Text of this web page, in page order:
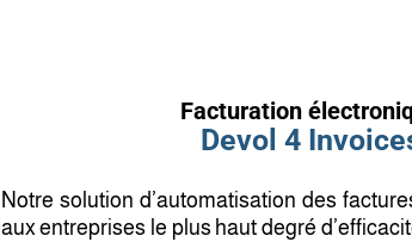
Facturation
Devol 4
Notre solution d’automatisation des
aux entreprises le plus haut degré